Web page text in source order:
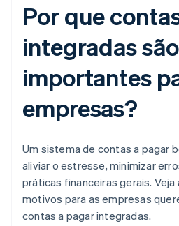
Por que
integradas são
importantes
empresas?
Um sistema de contas a pagar
aliviar o estresse, minimizar
práticas financeiras gerais. Veja
motivos para as empresas
contas a pagar integradas.